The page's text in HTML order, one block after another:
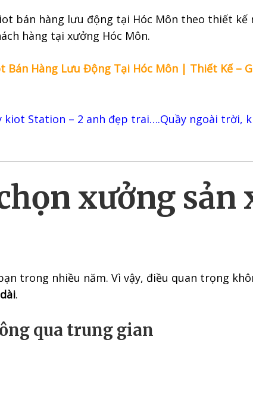
bán hàng lưu động tại Hóc Môn theo thiết kế
hàng tại xưởng Hóc Môn.
Bán Hàng Lưu Động Tại Hóc Môn | Thiết Kế –
kiot Station – 2 anh đẹp trai….Quầy ngoài trời,
xưởng sản
trong nhiều năm. Vì vậy, điều quan trọng
.
qua trung gian